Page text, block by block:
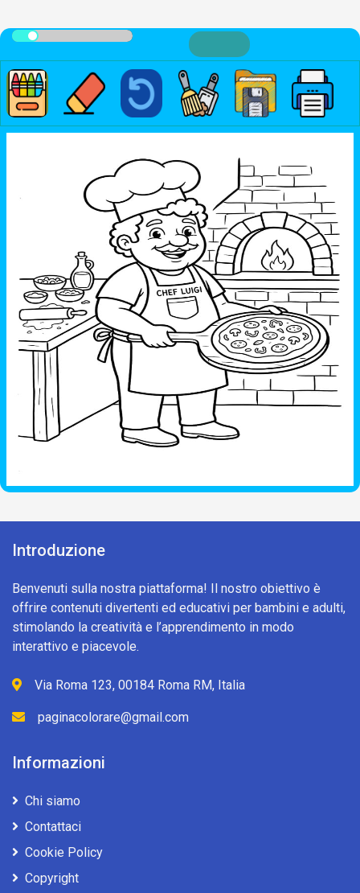
Introduzione
Benvenuti sulla nostra piattaforma! Il nostro obiettivo è
offrire contenuti divertenti ed educativi per bambini e adulti,
stimolando la creatività e l’apprendimento in modo
interattivo e piacevole.
Via Roma 123, 00184 Roma RM, Italia
paginacolorare@gmail.com
Informazioni
Chi siamo
Contattaci
Cookie Policy
Copyright